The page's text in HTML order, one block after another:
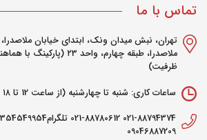
تماس با ما
ملاصدرا، طبقه چهارم، واحد
ظرفیت)
ساعات کاری: شنبه تا چهارشنبه (از ساعت 12 تا ۱۸ با وقت قبلی)
09046887209